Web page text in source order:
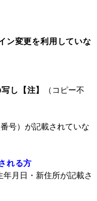
ン変更を利用していな
し【注】
（コピー不
号）が記載されていな
れる方
年月日・新住所が記載さ